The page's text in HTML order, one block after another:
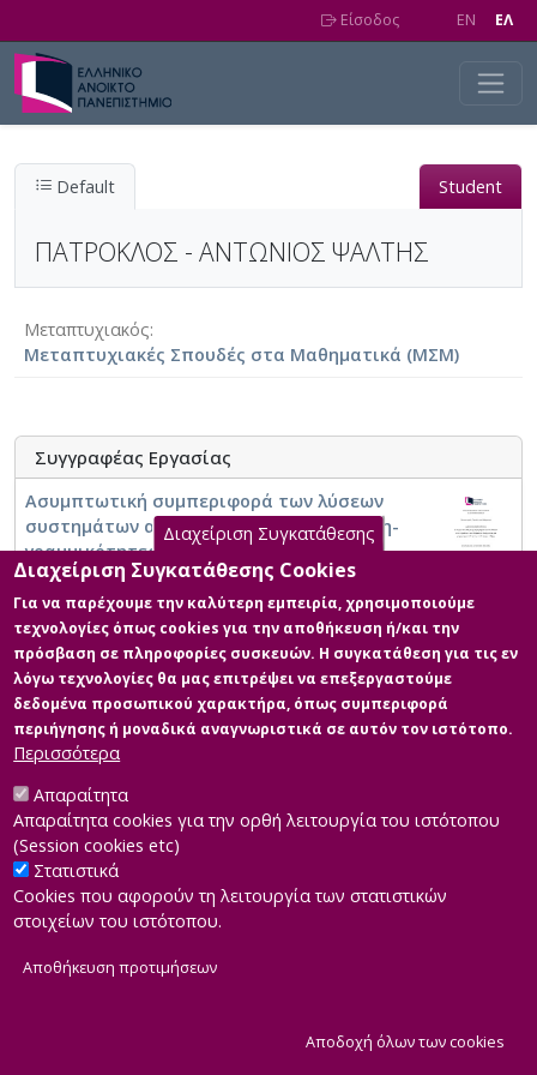
Είσοδος EN EΛ
Default Student
ΠΑΤΡΟΚΛΟΣ - ΑΝΤΩΝΙΟΣ ΨΑΛΤΗΣ
Μεταπτυχιακός
Μεταπτυχιακές Σπουδές στα Μαθηματικά (ΜΣΜ)
Συγγραφέας Εργασίας
Ασυμπτωτική συμπεριφορά των λύσεων
συστημάτων αντίδρασης-διάχυσης με μη-
γραμμικότητες ανώτερης τάξης
Developed byINTEROPTICS
Διαχείριση Συγκατάθεσης
Διαχείριση Συγκατάθεσης Cookies
Για να παρέχουμε την καλύτερη εμπειρία, χρησιμοποιούμε
τεχνολογίες όπως cookies για την αποθήκευση ή/και την
πρόσβαση σε πληροφορίες συσκευών. Η συγκατάθεση για τις εν
λόγω τεχνολογίες θα μας επιτρέψει να επεξεργαστούμε
δεδομένα προσωπικού χαρακτήρα, όπως συμπεριφορά
περιήγησης ή μοναδικά αναγνωριστικά σε αυτόν τον ιστότοπο.
Περισσότερα
Απαραίτητα
Απαραίτητα cookies για την ορθή λειτουργία του ιστότοπου
(Session cookies etc)
Στατιστικά
Cookies που αφορούν τη λειτουργία των στατιστικών
στοιχείων του ιστότοπου.
Αποθήκευση προτιμήσεων
Αποδοχή όλων των cookies